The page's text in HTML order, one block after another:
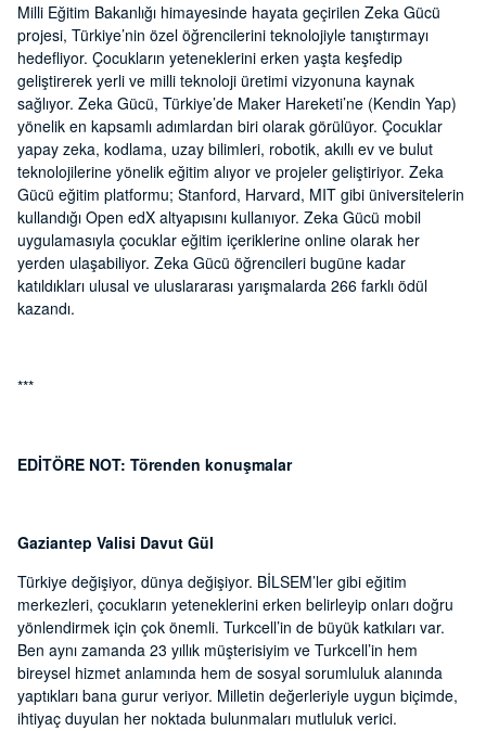
Milli Eğitim Bakanlığı himayesinde hayata geçirilen Zeka Gücü
projesi, Türkiye’nin özel öğrencilerini teknolojiyle tanıştırmayı
hedefliyor. Çocukların yeteneklerini erken yaşta keşfedip
geliştirerek yerli ve milli teknoloji üretimi vizyonuna kaynak
sağlıyor. Zeka Gücü, Türkiye’de Maker Hareketi’ne (Kendin Yap)
yönelik en kapsamlı adımlardan biri olarak görülüyor. Çocuklar
yapay zeka, kodlama, uzay bilimleri, robotik, akıllı ev ve bulut
teknolojilerine yönelik eğitim alıyor ve projeler geliştiriyor. Zeka
Gücü eğitim platformu; Stanford, Harvard, MIT gibi üniversitelerin
kullandığı Open edX altyapısını kullanıyor. Zeka Gücü mobil
uygulamasıyla çocuklar eğitim içeriklerine online olarak her
yerden ulaşabiliyor. Zeka Gücü öğrencileri bugüne kadar
katıldıkları ulusal ve uluslararası yarışmalarda 266 farklı ödül
kazandı.
***
EDİTÖRE NOT: Törenden konuşmalar
Gaziantep Valisi Davut Gül
Türkiye değişiyor, dünya değişiyor. BİLSEM’ler gibi eğitim
merkezleri, çocukların yeteneklerini erken belirleyip onları doğru
yönlendirmek için çok önemli. Turkcell’in de büyük katkıları var.
Ben aynı zamanda 23 yıllık müşterisiyim ve Turkcell’in hem
bireysel hizmet anlamında hem de sosyal sorumluluk alanında
yaptıkları bana gurur veriyor. Milletin değerleriyle uygun biçimde,
ihtiyaç duyulan her noktada bulunmaları mutluluk verici.